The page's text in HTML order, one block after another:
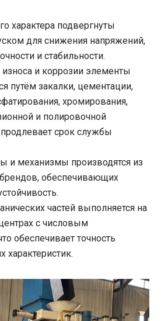
характера подвергнуты
для снижения напряжений,
и стабильности.
и коррозии элементы
путём закалки, цементации,
хромирования,
и полировочной
продлевает срок службы
и механизмы производятся из
обеспечивающих
частей выполняется на
с числовым
обеспечивает точность
характеристик.